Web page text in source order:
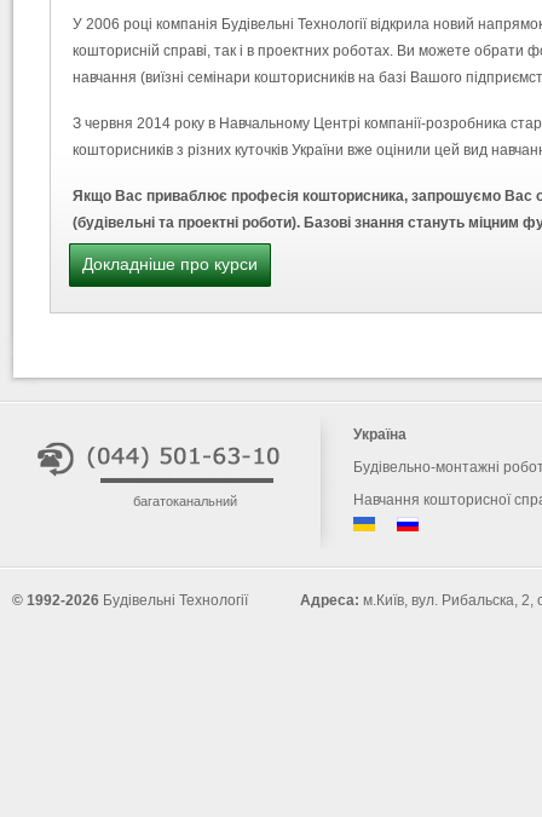
У 2006 році компанія Будівельні Технології відкрила новий
кошторисній справі, так і в проектних роботах. Ви можете обрати
навчання (виїзні семінари кошторисників на базі Вашого
З червня 2014 року в Навчальному Центрі компанії-розробника
кошторисників з різних куточків України вже оцінили цей вид
Якщо Вас приваблює професія кошторисника, запрошуємо Вас
(будівельні та проектні роботи). Базові знання стануть
Докладніше про курси
багатоканальний
Україна
Будівельно-монтажні
Навчання кошторисної
© 1992-2026 Будівельні Технології Адреса: м.Київ, вул. Рибальска, 2,